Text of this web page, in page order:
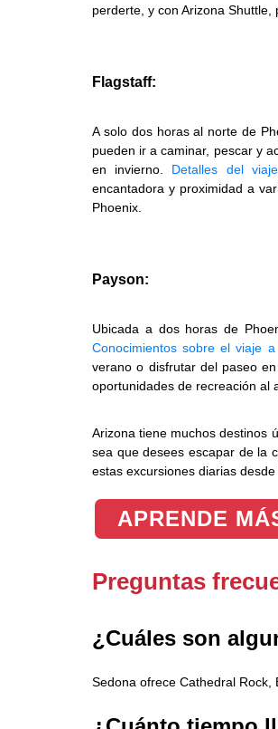
perderte, y con Arizona Shuttle,
Flagstaff:
A solo dos horas al norte de
pueden ir a caminar, pescar y
en invierno. Detalles del
encantadora y proximidad a
Phoenix.
Payson:
Ubicada a dos horas de
Conocimientos sobre el viaje a
verano o disfrutar del paseo
oportunidades de recreación al
Arizona tiene muchos destinos
sea que desees escapar de la
estas excursiones diarias
APRENDE
Preguntas
¿Cuáles son
Sedona ofrece Cathedral Rock,